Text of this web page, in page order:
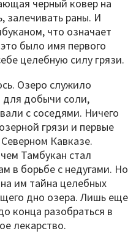
черный ковер на
залечивать раны. И
что означает
было имя первого
целебную силу грязи.
Озеро служило
для добычи соли,
с соседями. Ничего
грязи и первые
Кавказе.
Тамбукан стал
в борьбе с недугами. Но
им тайна целебных
дно озера. Лишь еще
конца разобраться в
лекарство.